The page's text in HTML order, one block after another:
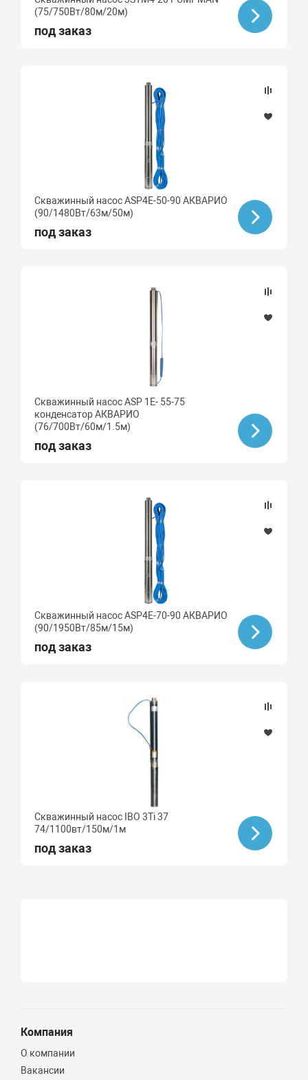
(75/750Вт/80м/20м)
под заказ
Скважинный насос ASP4E-50-90 АКВАРИО
(90/1480Вт/63м/50м)
под заказ
Скважинный насос ASP 1E- 55-75
конденсатор АКВАРИО
(76/700Вт/60м/1.5м)
под заказ
Скважинный насос ASP4Е-70-90 АКВАРИО
(90/1950Вт/85м/15м)
под заказ
Скважинный насос IBO 3Ti 37
74/1100вт/150м/1м
под заказ
Компания
О компании
Вакансии